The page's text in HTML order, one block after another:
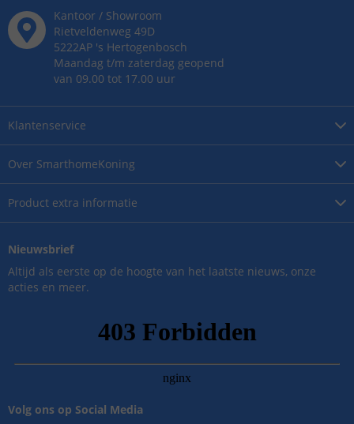
Over SmarthomeKoning
Product extra informatie
Klantenservice
Kantoor / Showroom
Rietveldenweg 49D
5222AP 's Hertogenbosch
Maandag t/m zaterdag geopend
van 09.00 tot 17.00 uur
Nieuwsbrief
Altijd als eerste op de hoogte van het laatste nieuws, onze
acties en meer.
Volg ons op Social Media